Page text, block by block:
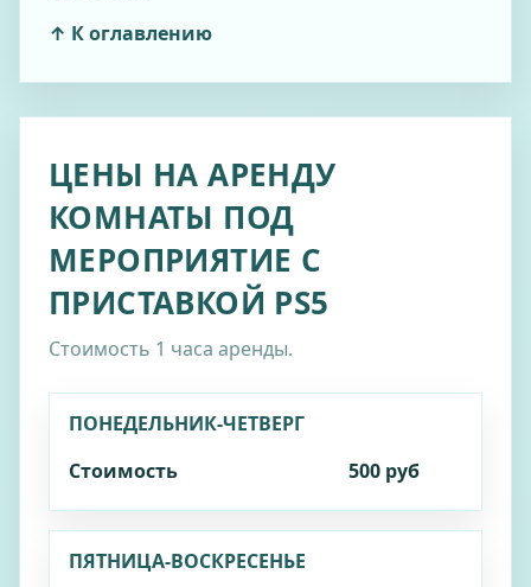
↑ К оглавлению
ЦЕНЫ НА АРЕНДУ
КОМНАТЫ ПОД
МЕРОПРИЯТИЕ С
ПРИСТАВКОЙ PS5
Стоимость 1 часа аренды.
ПОНЕДЕЛЬНИК‑ЧЕТВЕРГ
Стоимость
500 руб
ПЯТНИЦА‑ВОСКРЕСЕНЬЕ
Правила использования сертификата
Политика
конфиденциальности
Отзывы
Спецпредложения
Гостиница
Услуги